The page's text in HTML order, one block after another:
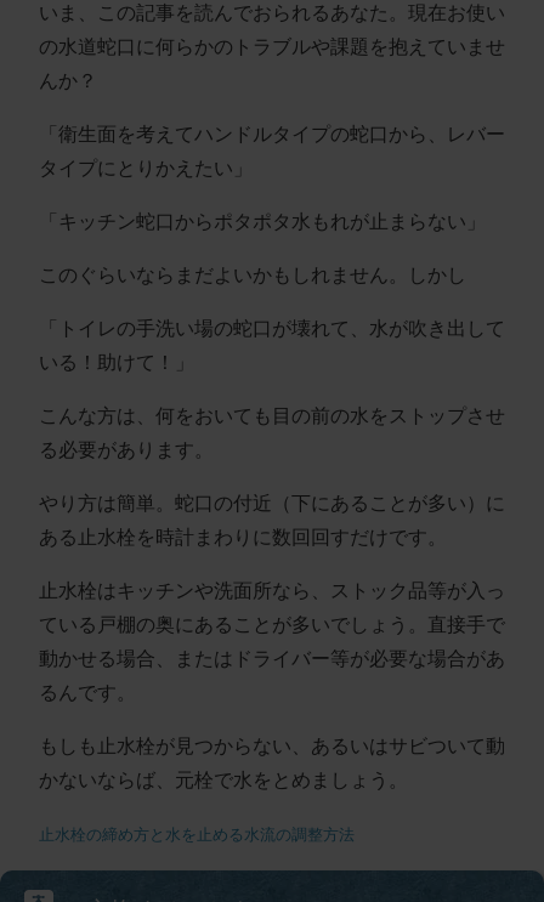
いま、この記事を読んでおられるあなた。現在お使い
の水道蛇口に何らかのトラブルや課題を抱えていませ
んか？
「衛生面を考えてハンドルタイプの蛇口から、レバー
タイプにとりかえたい」
「キッチン蛇口からポタポタ水もれが止まらない」
このぐらいならまだよいかもしれません。しかし
「トイレの手洗い場の蛇口が壊れて、水が吹き出して
いる！助けて！」
こんな方は、何をおいても目の前の水をストップさせ
る必要があります。
やり方は簡単。蛇口の付近（下にあることが多い）に
ある止水栓を時計まわりに数回回すだけです。
止水栓はキッチンや洗面所なら、ストック品等が入っ
ている戸棚の奥にあることが多いでしょう。直接手で
動かせる場合、またはドライバー等が必要な場合があ
るんです。
もしも止水栓が見つからない、あるいはサビついて動
かないならば、元栓で水をとめましょう。
止水栓の締め方と水を止める水流の調整方法